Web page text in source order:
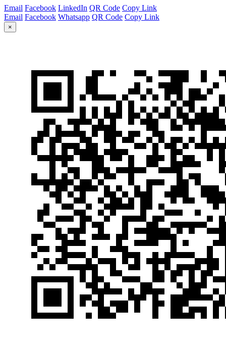
Email Facebook LinkedIn QR Code Copy Link
Email Facebook Whatsapp QR Code Copy Link
×